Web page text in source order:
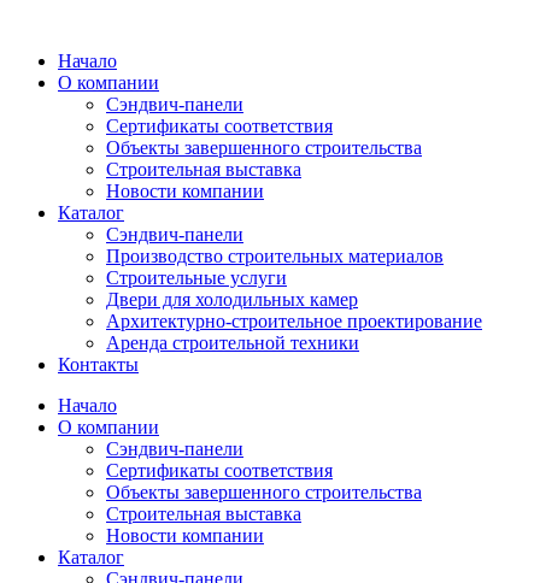
содержимому
Начало
О компании
Сэндвич-панели
Сертификаты соответствия
Объекты завершенного строительства
Строительная выставка
Новости компании
Каталог
Сэндвич-панели
Производство строительных материалов
Строительные услуги
Двери для холодильных камер
Архитектурно-строительное проектирование
Аренда строительной техники
Контакты
Начало
О компании
Сэндвич-панели
Сертификаты соответствия
Объекты завершенного строительства
Строительная выставка
Новости компании
Каталог
Сэндвич-панели